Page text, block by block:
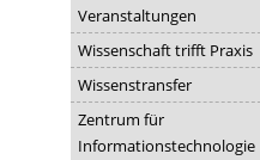
Veranstaltungen
Wissenschaft trifft Praxis
Wissenstransfer
Zentrum für
Informationstechnologie